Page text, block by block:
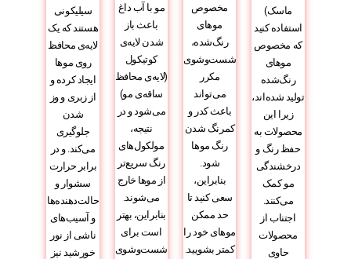
ماسک‌)
استفاده کنید
که مخصوص
موهای
رنگ‌شده
تولید شده‌اند،
زیرا این
محصولات به
حفظ رنگ و
درخشندگی
مو کمک
می‌کنند.
اجتناب از
محصولات
حاوی
مخصوص
موهای
رنگ‌شده،
شست‌وشوی
مکرر
می‌تواند
باعث کدر و
کمرنگ شدن
رنگ موها
شود.
بنابراین،
سعی کنید تا
حد ممکن
موهای خود را
کمتر بشویید.
مو با آب داغ
باعث باز
شدن لایه‌ی
کوتیکول
(لایه‌ی محافظ
ساقه‌ی مو)
می‌شود و در
نتیجه،
مولکول‌های
رنگ سریع‌تر
از موها خارج
می‌شوند.
بنابراین، بهتر
است برای
شست‌وشوی
سیلیکونی
هستند که یک
لایه‌ی محافظ
روی موها
ایجاد کرده و
از زبری و وز
شدن
جلوگیری
می‌کند. و در
برابر حرارت
سشوار و
حالت‌دهنده‌ها
و آسیب‌های
ناشی از نور
خورشید نیز